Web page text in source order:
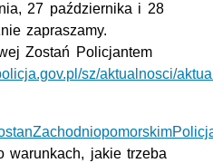
27 października i 28
zapraszamy.
Zostań Policjantem
sz/aktualnosci/
warunkach, jakie trzeba